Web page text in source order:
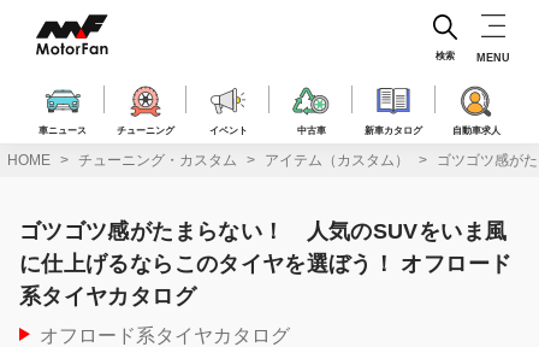
ス
車ニュース チューニング イベント 中古車 新車カタログ 自動車求人
検索 MENU
HOME チューニング・カスタム アイテム（カスタム） ゴツゴツ感が
ゴツゴツ感がたまらない！ 人気のSUVをいま風
に仕上げるならこのタイヤを選ぼう！ オフロード
系タイヤカタログ
オフロード系タイヤカタログ